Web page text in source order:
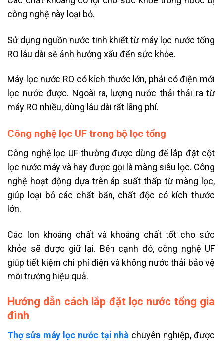
công nghệ này loại bỏ.
Sử dụng nguồn nước tinh khiết từ máy lọc nước tổng
RO lâu dài sẽ ảnh hưởng xấu đến sức khỏe.
Máy lọc nước RO có kích thước lớn, phải có điện mới
lọc nước được. Ngoài ra, lượng nước thải thải ra từ
máy RO nhiều, dùng lâu dài rất lãng phí.
Công nghệ lọc UF trong bộ lọc tổng
Công nghệ lọc UF thường được dùng để lắp đặt cột
lọc nước máy và hay được gọi là màng siêu lọc. Công
nghệ hoạt động dựa trên áp suất thấp từ màng lọc,
giúp loại bỏ các chất bẩn, chất độc có kích thước
lớn.
Các Ion khoáng chất và khoáng chất tốt cho sức
khỏe sẽ được giữ lại. Bên cạnh đó, công nghệ UF
giúp tiết kiệm chi phí điện và không nước thải bảo vệ
môi trường hiệu quả.
Hướng dẫn cách lắp đặt lọc nước tổng gia
đình
Thợ sửa máy lọc nước tại nhà chuyên nghiệp, được